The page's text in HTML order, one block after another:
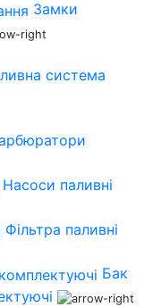
Замки
система
Насоси паливні
Фільтра паливні
Бак